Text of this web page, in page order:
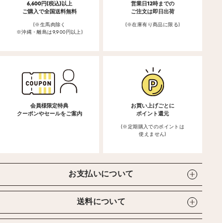
6,600円(税込)以上
ご購入で全国送料無料
(※生馬肉除く
※沖縄・離島は9,900円以上)
営業日12時までの
ご注文は即日出荷
(※在庫有り商品に限る)
会員様限定特典
クーポンやセールをご案内
お買い上げごとに
ポイント還元
(※定期購入でのポイントは
使えません)
お支払いについて
送料について